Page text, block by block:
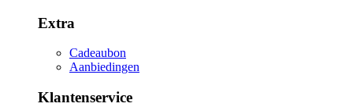
Extra
Cadeaubon
Aanbiedingen
Klantenservice